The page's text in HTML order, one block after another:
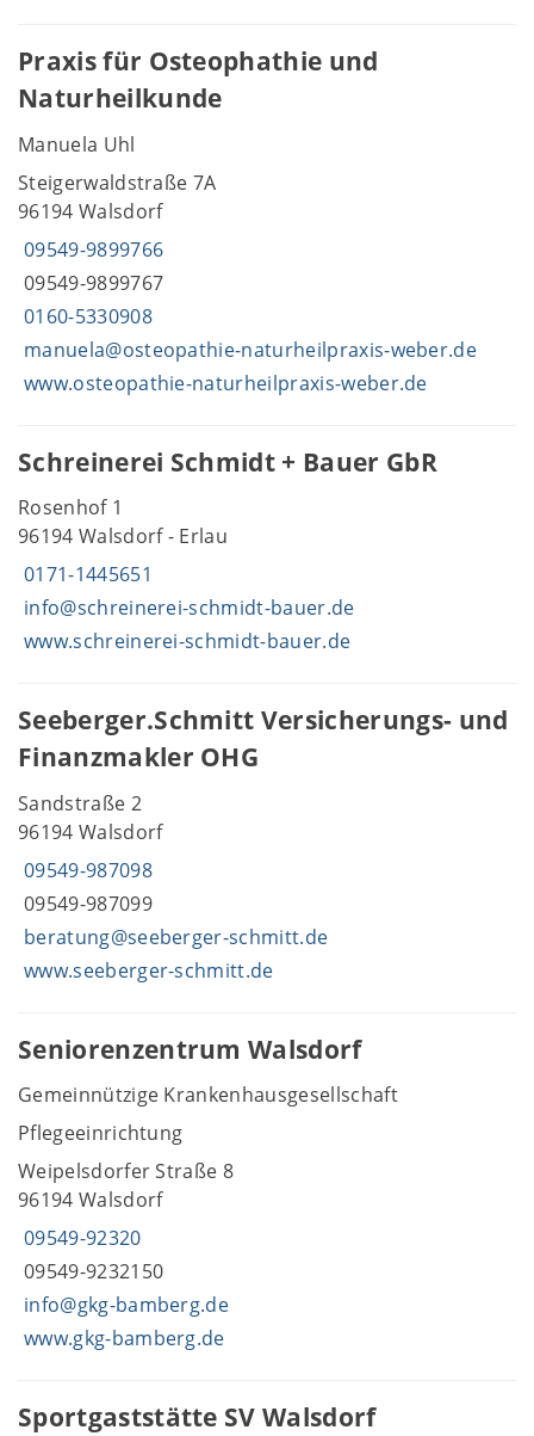
Praxis für Osteophathie und
Naturheilkunde
Manuela Uhl
Steigerwaldstraße 7A
96194 Walsdorf
09549-9899766
09549-9899767
0160-5330908
manuela@osteopathie-naturheilpraxis-weber.de
www.osteopathie-naturheilpraxis-weber.de
Schreinerei Schmidt + Bauer GbR
Rosenhof 1
96194 Walsdorf - Erlau
0171-1445651
info@schreinerei-schmidt-bauer.de
www.schreinerei-schmidt-bauer.de
Seeberger.Schmitt Versicherungs- und
Finanzmakler OHG
Sandstraße 2
96194 Walsdorf
09549-987098
09549-987099
beratung@seeberger-schmitt.de
www.seeberger-schmitt.de
Seniorenzentrum Walsdorf
Gemeinnützige Krankenhausgesellschaft
Pflegeeinrichtung
Weipelsdorfer Straße 8
96194 Walsdorf
09549-92320
09549-9232150
info@gkg-bamberg.de
www.gkg-bamberg.de
Sportgaststätte SV Walsdorf